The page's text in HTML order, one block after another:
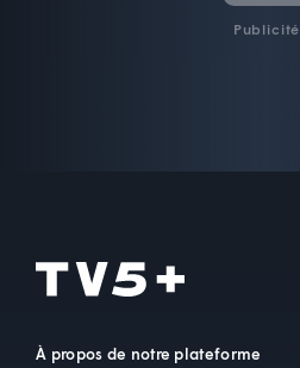
Publicité
À propos de notre plateforme